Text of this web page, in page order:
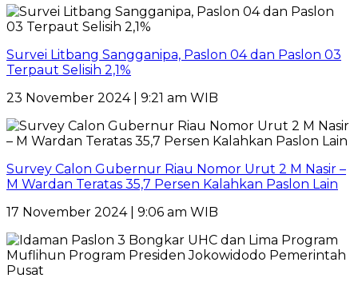
Survei Litbang Sangganipa, Paslon 04 dan Paslon 03
Terpaut Selisih 2,1%
23 November 2024 | 9:21 am WIB
Survey Calon Gubernur Riau Nomor Urut 2 M Nasir –
M Wardan Teratas 35,7 Persen Kalahkan Paslon Lain
17 November 2024 | 9:06 am WIB